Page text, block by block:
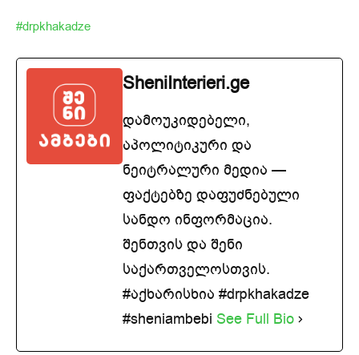
#drpkhakadze
SheniInterieri.ge
დამოუკიდებელი,
აპოლიტიკური და
ნეიტრალური მედია —
ფაქტებზე დაფუძნებული
სანდო ინფორმაცია.
შენთვის და შენი
საქართველოსთვის.
#აქხარისხია #drpkhakadze
#sheniambebi See Full Bio